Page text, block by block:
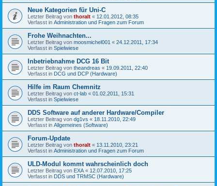
Neue Kategorien für Uni-C
Letzter Beitrag von thoralt « 12.01.2012, 08:35
Verfasst in Administration und Fragen zum Forum
Frohe Weihnachten...
Letzter Beitrag von moosmichel001 « 24.12.2011, 17:34
Verfasst in Spielwiese
Inbetriebnahme DCG 16 Bit
Letzter Beitrag von theandreas « 19.09.2011, 22:40
Verfasst in DCG und DCP (Hardware)
Hilfe im Raum Chemnitz
Letzter Beitrag von ct-lab « 01.02.2011, 15:31
Verfasst in Spielwiese
DDS Software auf anderer Hardware/Compiler
Letzter Beitrag von dg1vs « 18.11.2010, 22:49
Verfasst in Allgemeines (Software)
Forum-Update
Letzter Beitrag von thoralt « 13.11.2010, 23:21
Verfasst in Administration und Fragen zum Forum
ULD-Modul kommt wahrscheinlich doch
Letzter Beitrag von EXA « 12.07.2010, 17:25
Verfasst in DDS und TRMSC (Hardware)